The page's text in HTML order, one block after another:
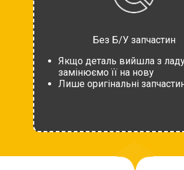
Без Б/У запчастин
Якщо деталь вийшла з
замінюємо її на нову
Лише оригінальні